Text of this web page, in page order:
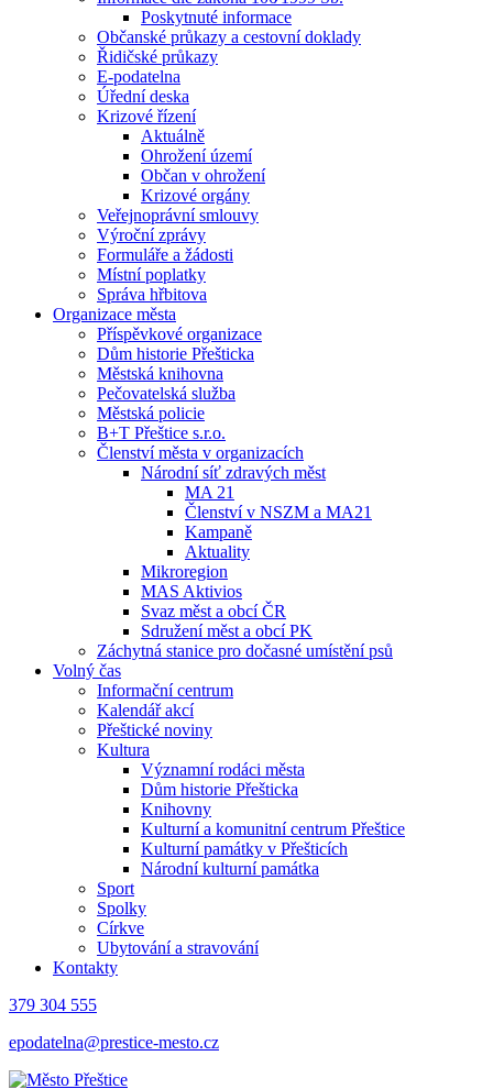
Poskytnuté informace
Občanské průkazy a cestovní doklady
Řidičské průkazy
E-podatelna
Úřední deska
Krizové řízení
Aktuálně
Ohrožení území
Občan v ohrožení
Krizové orgány
Veřejnoprávní smlouvy
Výroční zprávy
Formuláře a žádosti
Místní poplatky
Správa hřbitova
Organizace města
Příspěvkové organizace
Dům historie Přešticka
Městská knihovna
Pečovatelská služba
Městská policie
B+T Přeštice s.r.o.
Členství města v organizacích
Národní síť zdravých měst
MA 21
Členství v NSZM a MA21
Kampaně
Aktuality
Mikroregion
MAS Aktivios
Svaz měst a obcí ČR
Sdružení měst a obcí PK
Záchytná stanice pro dočasné umístění psů
Volný čas
Informační centrum
Kalendář akcí
Přeštické noviny
Kultura
Významní rodáci města
Dům historie Přešticka
Knihovny
Kulturní a komunitní centrum Přeštice
Kulturní památky v Přešticích
Národní kulturní památka
Sport
Spolky
Církve
Ubytování a stravování
Kontakty
379 304 555
epodatelna@prestice-mesto.cz